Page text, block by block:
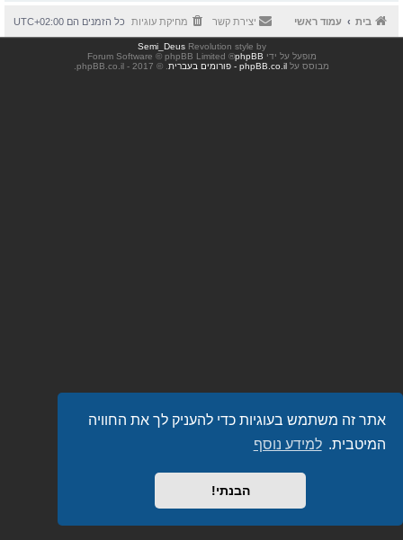
אתר זה משתמש בעוגיות כדי להעניק לך את החוויה
המיטבית. למידע נוסף
הבנתי!
בית עמוד ראשי כל הזמנים הם UTC+02:00 מחיקת עוגיות יצירת קשר
Revolution style by
Semi_Deus
מופעל על ידי phpBB
® Forum Software © phpBB Limited
מבוסס על phpBB.co.il - פורומים בעברית . © 2017 - phpBB.co.il.